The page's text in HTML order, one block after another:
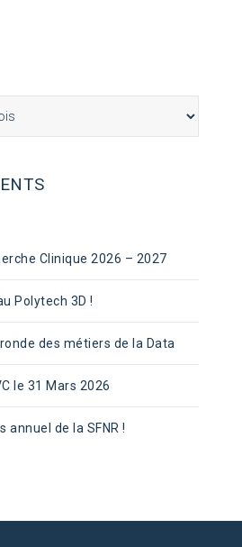
Clinique 2026 – 2027
Polytech 3D !
des métiers de la Data
le 31 Mars 2026
annuel de la SFNR !